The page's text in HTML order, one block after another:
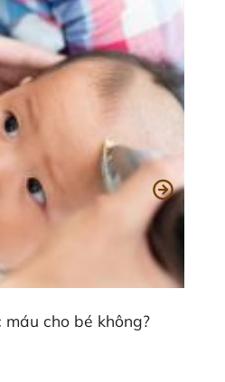
máu cho bé không?